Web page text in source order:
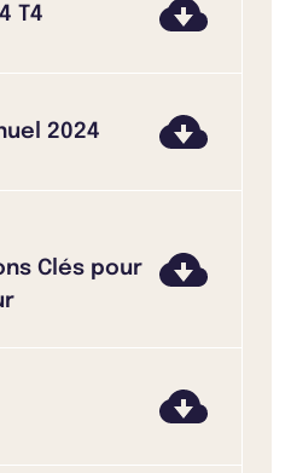
T4
2024
Clés pour